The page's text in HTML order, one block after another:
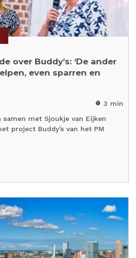
over Buddy’s: ‘De ander
even sparren en
timer 3 min
samen met Sjoukje van Eijken
project Buddy’s van het PM